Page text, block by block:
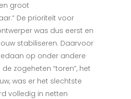
groot
De prioriteit voor
was dus eerst en
stabiliseren. Daarvoor
op onder andere
de zogeheten “toren”, het
was er het slechtste
volledig in netten